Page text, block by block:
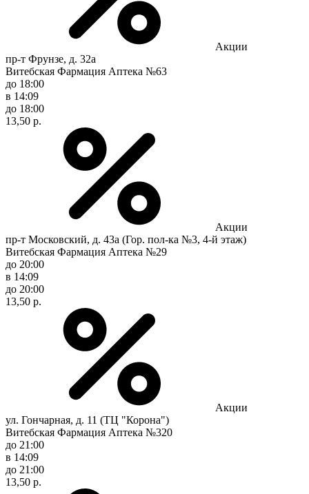
Акции
пр-т Фрунзе, д. 32а
Витебская Фармация Аптека №63
до 18:00
в 14:09
до 18:00
13,50 р.
Акции
пр-т Московский, д. 43а (Гор. пол-ка №3, 4-й этаж)
Витебская Фармация Аптека №29
до 20:00
в 14:09
до 20:00
13,50 р.
Акции
ул. Гончарная, д. 11 (ТЦ "Корона")
Витебская Фармация Аптека №320
до 21:00
в 14:09
до 21:00
13,50 р.